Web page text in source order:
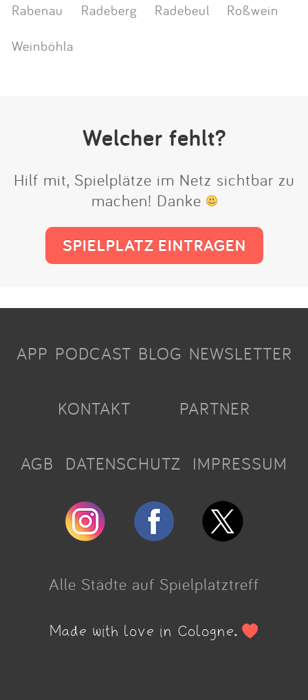
Rabenau
Radeberg Radebeul
Roßwein
Weinböhla
Welcher fehlt?
Hilf mit, Spielplätze im Netz sichtbar zu
machen! Danke
SPIELPLATZ EINTRAGEN
APP PODCAST BLOG NEWSLETTER
KONTAKT PARTNER
AGB DATENSCHUTZ IMPRESSUM
Alle Städte auf Spielplatztreff
Made with love in Cologne.